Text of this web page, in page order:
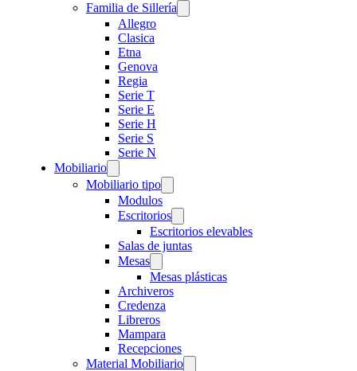
Familia de Sillería
Allegro
Clasica
Etna
Genova
Regia
Serie T
Serie E
Serie H
Serie S
Serie N
Mobiliario
Mobiliario tipo
Modulos
Escritorios
Escritorios elevables
Salas de juntas
Mesas
Mesas plásticas
Archiveros
Credenza
Libreros
Mampara
Recepciones
Material Mobiliario